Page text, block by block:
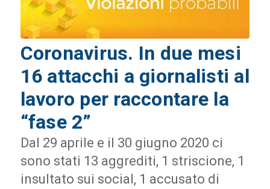
Coronavirus. In due mesi
16 attacchi a giornalisti al
lavoro per raccontare la
“fase 2”
Dal 29 aprile e il 30 giugno 2020 ci
sono stati 13 aggrediti, 1 striscione, 1
insultato sui social, 1 accusato di